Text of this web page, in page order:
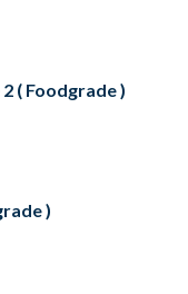
( Foodgrade )
)